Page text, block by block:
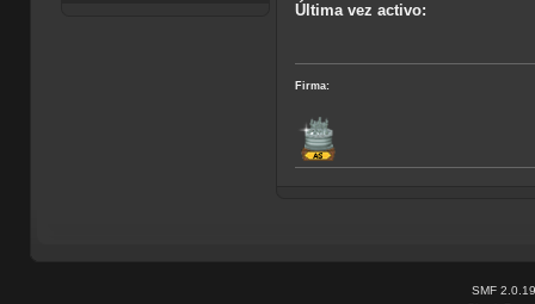
Última vez activo:
Firma:
SMF 2.0.19